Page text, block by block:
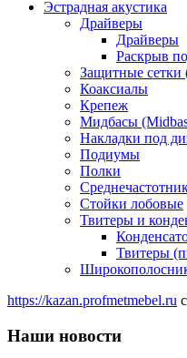
Эстрадная акустика
Драйверы
Драйверы
Раскрыв
Защитные сетки
Коаксиалы
Крепеж
Мидбасы
Накладки под
Подиумы
Полки
Стойки лобовые
Твитеры и
Твитеры
https://kazan.profmetmebel.ru
Наши новости